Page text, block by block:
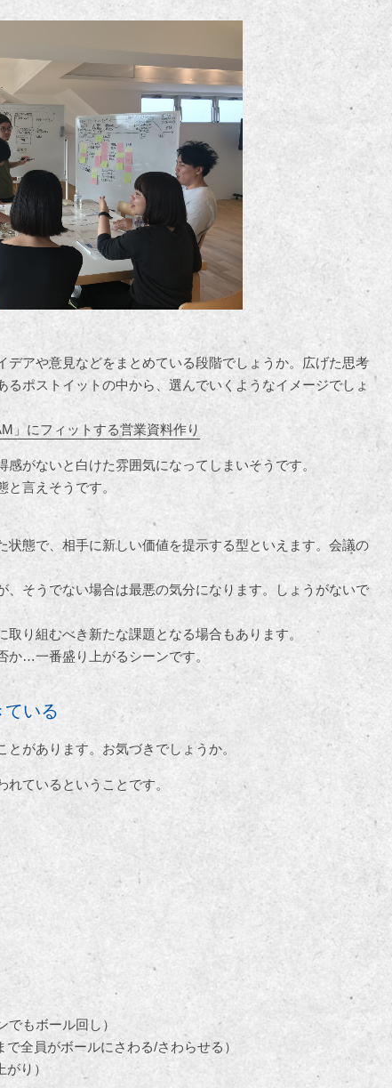
デアや意見などをまとめている段階でしょうか。広げた思考
ポストイットの中から、選んでいくようなイメージでしょ
」にフィットする営業資料作り
がないと白けた雰囲気になってしまいそうです。
言えそうです。
態で、相手に新しい価値を提示する型といえます。会議の
そうでない場合は最悪の気分になります。しょうがないで
り組むべき新たな課題となる場合もあります。
か…一番盛り上がるシーンです。
いる
があります。お気づきでしょうか。
ているということです。
もボール回し）
全員がボールにさわる/さわらせる）
り）